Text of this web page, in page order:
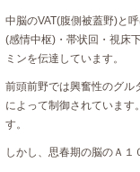
中脳のVAT(腹側被蓋野)と
(感情中枢)・帯状回・視床
ミンを伝達しています。
前頭前野では興奮性のグル
によって制御されていま
す。
しかし、思春期の脳のＡ１